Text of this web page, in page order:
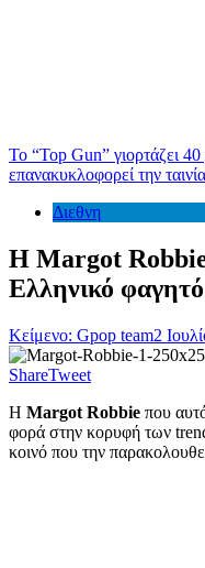
Το “Top Gun” γιορτάζει
επανακυκλοφορεί την ταινία
Διεθνη
Η Margot
Ελληνικό φαγητό
Κείμενο: Gpop team2
ShareTweet
Η Margot Robbie που
φορά στην κορυφή των
κοινό που την